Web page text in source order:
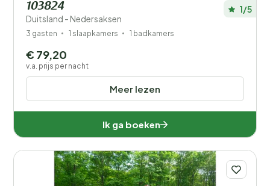
103824
Duitsland - Nedersaksen
1/5
3 gasten 1 slaapkamers 1 badkamers
Meer lezen
€ 79,20
v.a. prijs per nacht
Ik ga boeken